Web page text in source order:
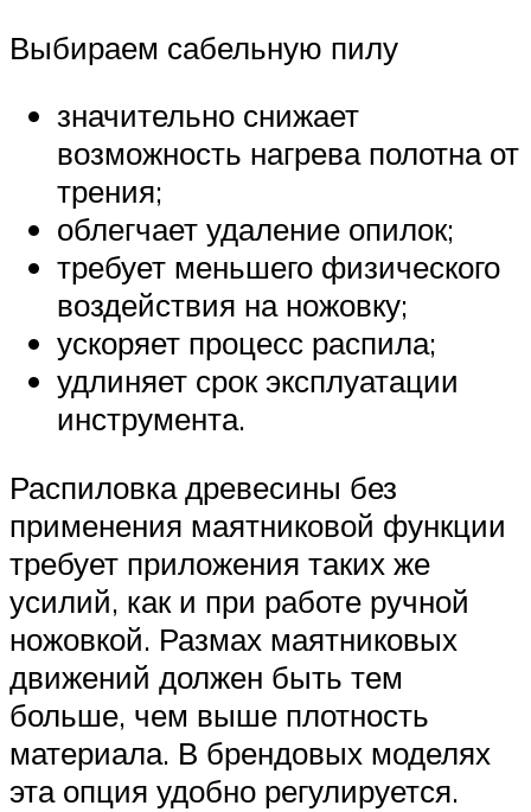
Выбираем сабельную пилу
значительно снижает
возможность нагрева полотна от
трения;
облегчает удаление опилок;
требует меньшего физического
воздействия на ножовку;
ускоряет процесс распила;
удлиняет срок эксплуатации
инструмента.
Распиловка древесины без
применения маятниковой функции
требует приложения таких же
усилий, как и при работе ручной
ножовкой. Размах маятниковых
движений должен быть тем
больше, чем выше плотность
материала. В брендовых моделях
эта опция удобно регулируется.